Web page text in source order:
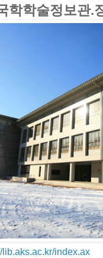
학학술정보관.
lib.aks.ac.kr/index.ax